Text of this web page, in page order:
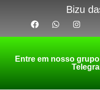
Bizu
Entre em nosso